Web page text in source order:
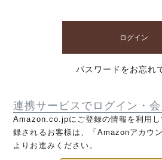
ログイン
パスワードをお忘れ
連携サービスでログイン・
Amazon.co.jpにご登録の情報を利用
録されるお客様は、「Amazonアカウ
よりお進みください。